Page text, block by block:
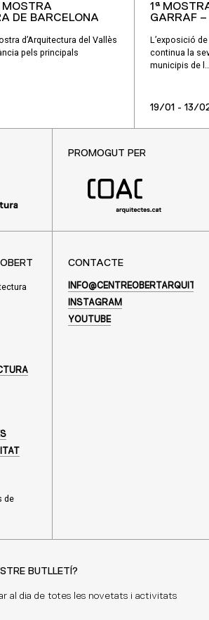
MOSTRA
DE BARCELONA
d’Arquitectura del Vallès
pels principals
1ª
GARRAF –
L’exposició
continua la
municipis de
19/01 - 13/
PROMOGUT PER
de
CONTACTE
INSTAGRAM
YOUTUBE
BUTLLETÍ?
al dia de totes les novetats i activitats